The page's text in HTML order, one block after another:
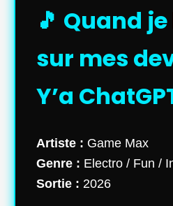
🎵 Quand
sur mes
Y’a
Artiste : Game Max
Genre : Electro / Fun /
Sortie : 2026